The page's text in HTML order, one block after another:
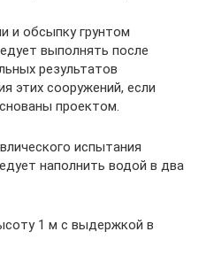
и обсыпку грунтом
выполнять после
результатов
этих сооружений, если
проектом.
испытания
наполнить водой в два
1 м с выдержкой в